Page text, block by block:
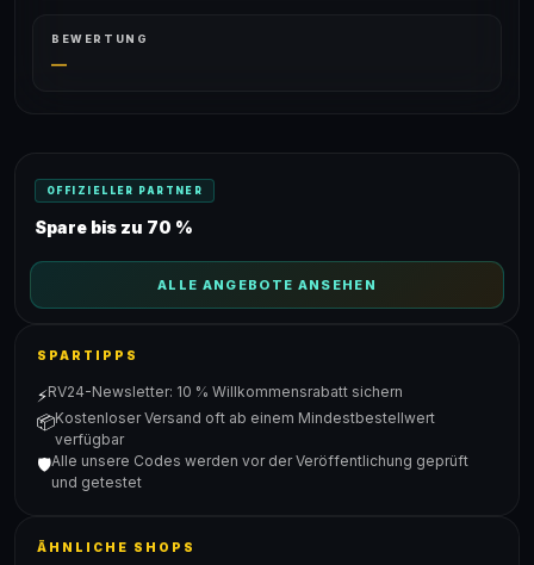
BEWERTUNG
—
OFFIZIELLER PARTNER
Spare bis zu 70 %
ALLE ANGEBOTE ANSEHEN
SPARTIPPS
⚡RV24-Newsletter: 10 % Willkommensrabatt sichern
📦Kostenloser Versand oft ab einem Mindestbestellwert
verfügbar
🛡️Alle unsere Codes werden vor der Veröffentlichung geprüft
und getestet
ÄHNLICHE SHOPS